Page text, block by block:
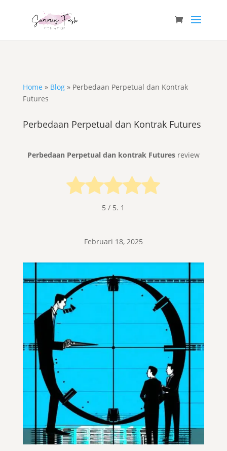
Home » Blog» Perbedaan Perpetual dan Kontrak
Futures
Perbedaan Perpetual dan Kontrak Futures
Perbedaan Perpetual dan kontrak Futuresreview
5 / 5. 1
Februari 18, 2025